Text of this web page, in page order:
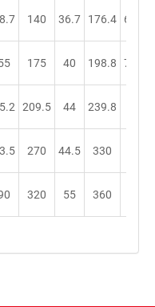
140 36.7 176.4 60.8
175 40 198.8 72.3
209.5 44 239.8
270 44.5 330
320 55 360